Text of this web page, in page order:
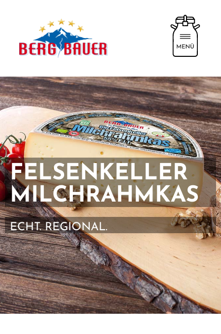
FELSENKELLER
MILCHRAHMKAS
ECHT. REGIONAL.